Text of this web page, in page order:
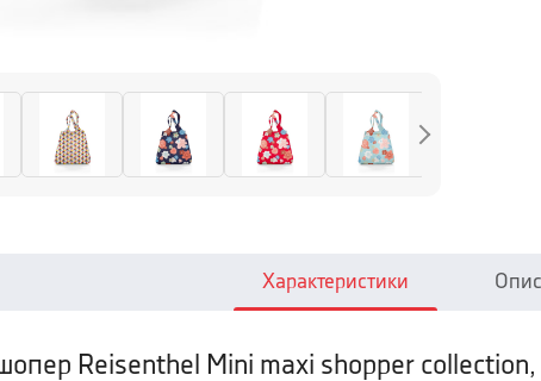
Характеристики Опис
Reisenthel Mini maxi shopper collection,